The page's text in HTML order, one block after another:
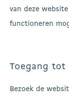
van deze
functioneren
Toegang
Bezoek de